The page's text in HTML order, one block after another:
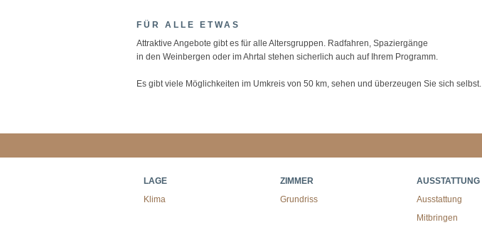
FÜR ALLE ETWAS
Attraktive Angebote gibt es für alle Altersgruppen. Radfahren, Spaziergänge
in den Weinbergen oder im Ahrtal stehen sicherlich auch auf Ihrem Programm.
Es gibt viele Möglichkeiten im Umkreis von 50 km, sehen und überzeugen Sie sich selbst.
LAGE
Klima
ZIMMER
Grundriss
AUSSTATTUNG
Ausstattung
Mitbringen